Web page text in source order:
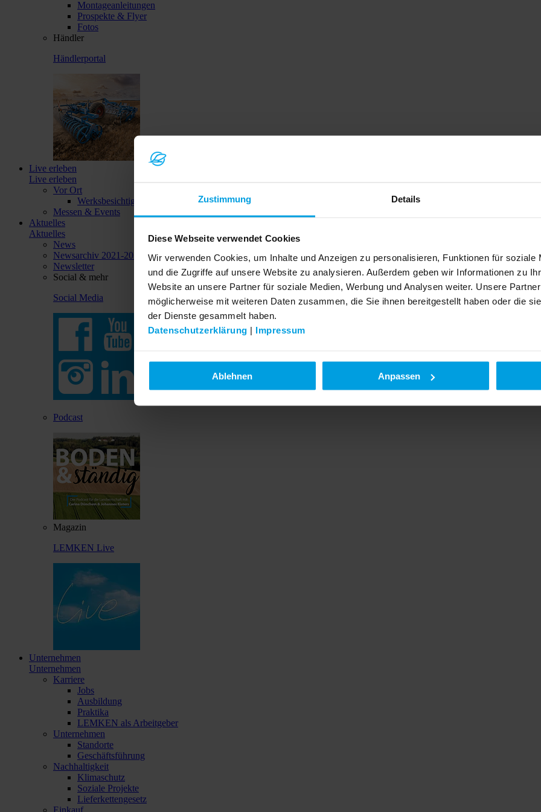
Zustimmung Details
Diese Webseite verwendet Cookies
Wir verwenden Cookies, um Inhalte und Anzeigen zu personalisieren, Funktionen für soziale
und die Zugriffe auf unsere Website zu analysieren. Außerdem geben wir Informationen zu
Website an unsere Partner für soziale Medien, Werbung und Analysen weiter. Unsere
möglicherweise mit weiteren Daten zusammen, die Sie ihnen bereitgestellt haben oder die
der Dienste gesammelt haben.
Datenschutzerklärung | Impressum
Ablehnen Anpassen
Montageanleitungen
Prospekte & Flyer
Fotos
Händler
Händlerportal
Live erleben
Live erleben
Vor Ort
Werksbesichtigungen
Messen & Events
Aktuelles
Aktuelles
News
Newsarchiv 2021-2023
Newsletter
Social & mehr
Social Media
Podcast
Magazin
LEMKEN Live
Unternehmen
Unternehmen
Karriere
Jobs
Ausbildung
Praktika
LEMKEN als Arbeitgeber
Unternehmen
Standorte
Geschäftsführung
Nachhaltigkeit
Klimaschutz
Soziale Projekte
Lieferkettengesetz
Einkauf